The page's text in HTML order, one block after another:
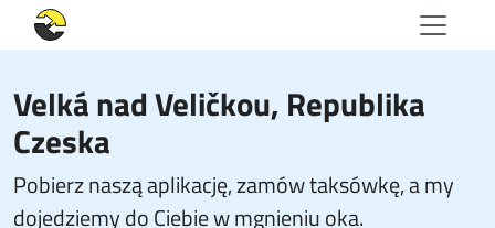
Velká nad Veličkou, Republika
Czeska
Pobierz naszą aplikację, zamów taksówkę, a my
dojedziemy do Ciebie w mgnieniu oka.